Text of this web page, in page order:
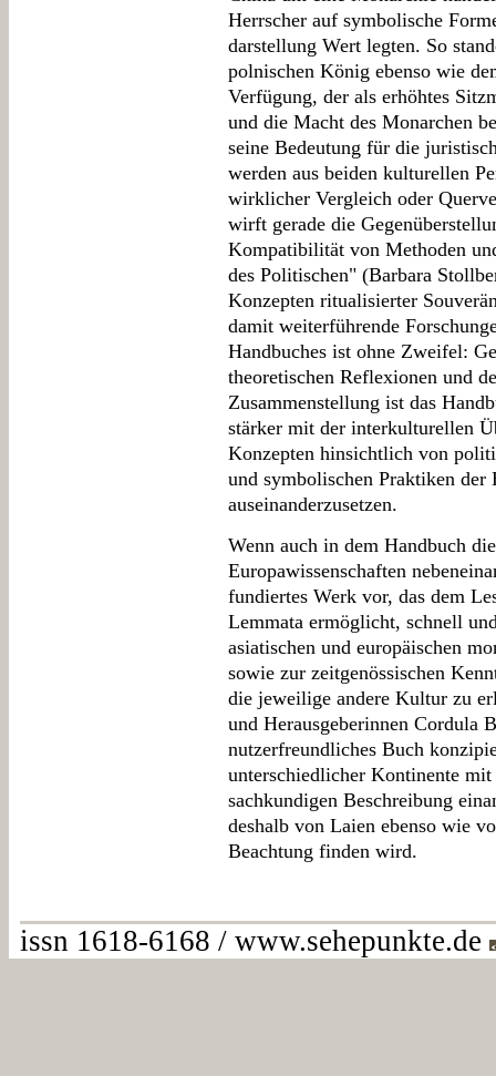
Herrscher auf symbolische
darstellung Wert legten. So
polnischen König ebenso wie
Verfügung, der als erhöhtes
und die Macht des Monarchen
seine Bedeutung für die
werden aus beiden kulturellen
wirklicher Vergleich oder
wirft gerade die
Kompatibilität von Methoden
des Politischen" (Barbara
Konzepten ritualisierter
damit weiterführende
Handbuches ist ohne Zweifel:
theoretischen Reflexionen und
Zusammenstellung ist das
stärker mit der interkulturellen
Konzepten hinsichtlich von
und symbolischen Praktiken der
auseinanderzusetzen.
Wenn auch in dem Handbuch
Europawissenschaften
fundiertes Werk vor, das dem
Lemmata ermöglicht, schnell
asiatischen und europäischen
sowie zur zeitgenössischen
die jeweilige andere Kultur zu
und Herausgeberinnen Cordula
nutzerfreundliches Buch
unterschiedlicher Kontinente
sachkundigen Beschreibung
deshalb von Laien ebenso wie
Beachtung finden wird.
issn 1618-6168 / www.sehepunkte.de